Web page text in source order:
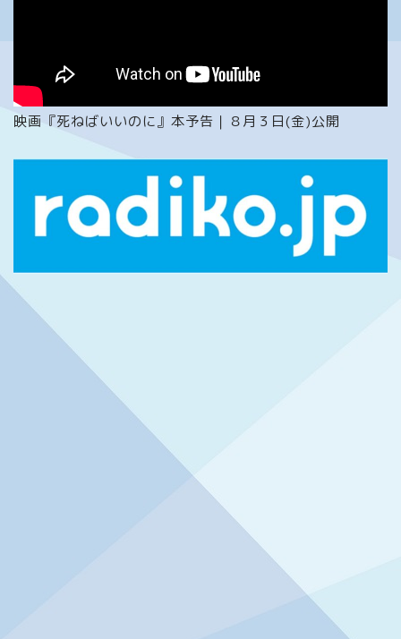
映画『死ねばいいのに』本予告｜８月３日(金)公開